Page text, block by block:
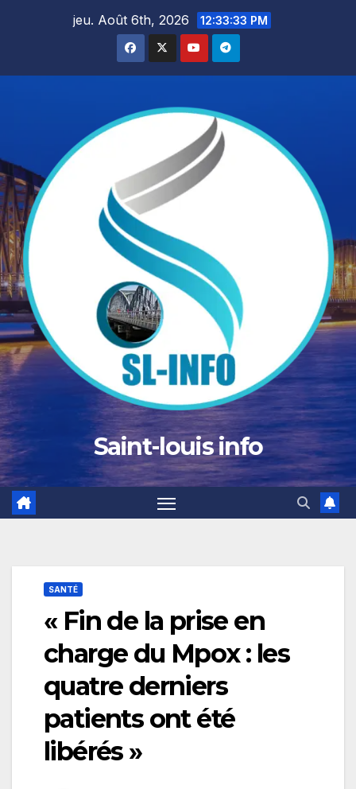
jeu. Août 6th, 2026 12:33:34 PM
Saint-louis info
SANTÉ
« Fin de la prise en
charge du Mpox : les
quatre derniers
patients ont été
libérés »